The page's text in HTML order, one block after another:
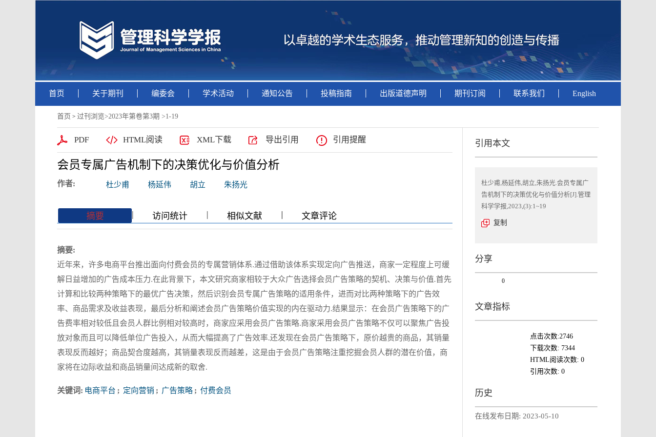
首页 关于期刊 编委会 学术活动 通知公告 投稿指南 出版道德声明 期刊订阅 联系我们 English
首页 > 过刊浏览>2023年第卷第3期 >1-19
PDF HTML阅读 XML下载 导出引用 引用提醒
会员专属广告机制下的决策优化与价值分析
作者: 杜少甫 杨延伟 胡立 朱扬光
摘要 || 访问统计 || 相似文献 ||| 文章评论
摘要:
近年来，许多电商平台推出面向付费会员的专属营销体系.通过借助该体系实现定向广告推送，商家一定程度上可缓
解日益增加的广告成本压力.在此背景下，本文研究商家相较于大众广告选择会员广告策略的契机、决策与价值.首先
计算和比较两种策略下的最优广告决策，然后识别会员专属广告策略的适用条件，进而对比两种策略下的广告效
率、商品需求及收益表现，最后分析和阐述会员广告策略价值实现的内在驱动力.结果显示：在会员广告策略下的广
告费率相对较低且会员人群比例相对较高时，商家应采用会员广告策略.商家采用会员广告策略不仅可以聚焦广告投
放对象而且可以降低单位广告投入，从而大幅提高了广告效率.还发现在会员广告策略下，原价越贵的商品，其销量
表现反而越好；商品契合度越高，其销量表现反而越差，这是由于会员广告策略注重挖掘会员人群的潜在价值，商
家将在边际收益和商品销量间达成新的取舍.
关键词: 电商平台 ; 定向营销 ; 广告策略 ; 付费会员
引用本文
杜少甫,杨延伟,胡立,朱扬光.会员专属广
告机制下的决策优化与价值分析[J].管理
科学学报,2023,(3):1~19
复制
分享
0
文章指标
点击次数:2746
下载次数: 7344
HTML阅读次数: 0
引用次数: 0
历史
在线发布日期: 2023-05-10